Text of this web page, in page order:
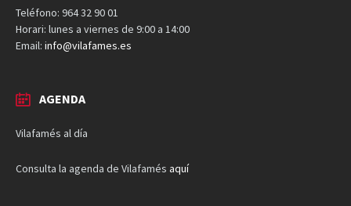
Teléfono: 964 32 90 01
Horari: lunes a viernes de 9:00 a 14:00
Email: info@vilafames.es
AGENDA
Vilafamés al día
Consulta la agenda de Vilafamés aquí